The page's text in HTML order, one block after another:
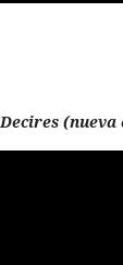
Decires (nueva